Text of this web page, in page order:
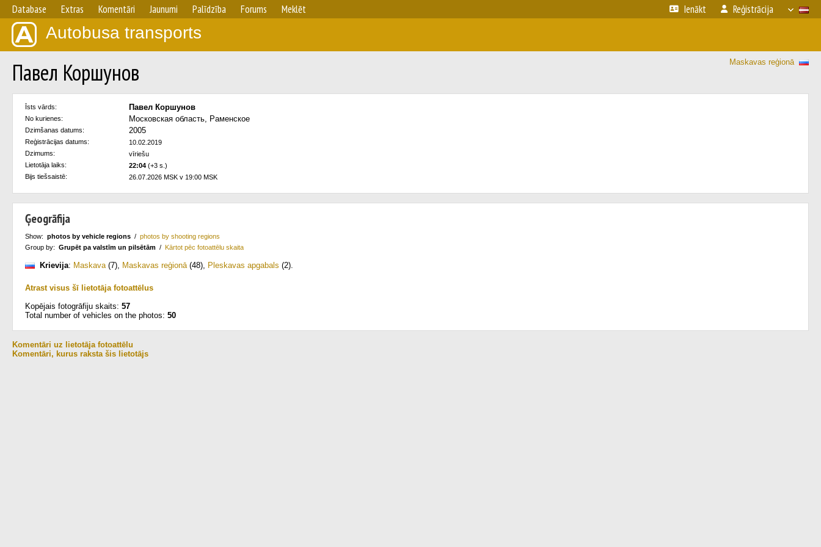
Database Extras Komentāri Jaunumi Palīdzība Forums Meklēt Ienākt Reģistrācija
Autobusa transports
Maskavas reģionā
Павел Коршунов
Īsts vārds: Павел Коршунов
No kurienes: Московская область, Раменское
Dzimšanas datums: 2005
Reģistrācijas datums:
10.02.2019
Dzimums:
vīriešu
Lietotāja laiks:
22:04 (+3 s.)
Bijs tiešsaistē:
26.07.2026 MSK v 19:00 MSK
Ģeogrāfija
Show: photos by vehicle regions / photos by shooting regions
Group by: Grupēt pa valstīm un pilsētām / Kārtot pēc fotoattēlu skaita
Krievija: Maskava(7), Maskavas reģionā(48), Pleskavas apgabals (2).
Atrast visus šī lietotāja fotoattēlus
Kopējais fotogrāfiju skaits: 57
Total number of vehicles on the photos: 50
Komentāri uz lietotāja fotoattēlu
Komentāri, kurus raksta šis lietotājs